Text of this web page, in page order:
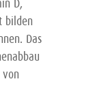
D,
bilden
Das